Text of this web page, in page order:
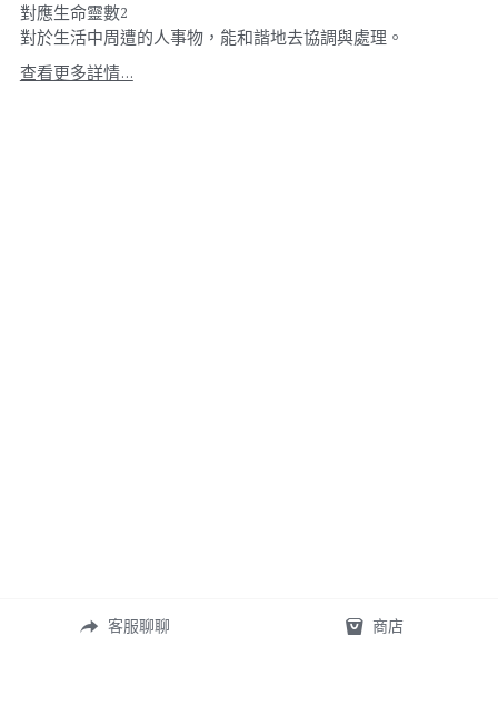
對應生命靈數2
對於生活中周遭的人事物，能和諧地去協調與處理。
查看更多詳情...
客服聊聊 商店